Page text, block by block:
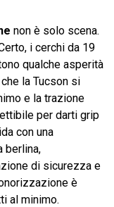
non è solo scena.
i cerchi da 19
qualche asperità
la Tucson si
e la trazione
per darti grip
con una
berlina,
di sicurezza e
è
al minimo.